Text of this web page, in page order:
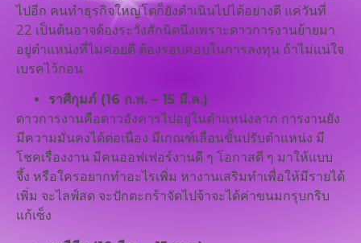
ไปอีก คนทำธุรกิจใหญ่โตก็ยังดำเนินไปได้อย่างดี แค่วันที่
22 เป็นต้นอาจต้องระวังสักนิดนึงเพราะดาวการงานย้ายมา
อยู่ตำแหน่งที่ไม่ค่อยดี ต้องรอบคอบในการลงทุน ถ้าไม่แน่ใจ
เบรคไว้ก่อน
ราศีกุมภ์ (16 ก.พ. – 15 มี.ค.)
ดาวการงานคือดาวอังคารไปอยู่ในตำแหน่งลาภ การงานยัง
มีความมั่นคงได้ต่อเนื่อง มีเกณฑ์เลื่อนขั้นปรับตำแหน่ง มี
โชคเรื่องงาน มีคนออฟเฟอร์งานดี ๆ โอกาสดี ๆ มาให้แบบ
จึ้ง หรือใครอยากทำอะไรเพิ่ม หางานเสริมทำเพื่อให้มีรายได้
เพิ่ม จะไลฟ์สด จะปักตะกร้าจัดไปจ้าจะได้ค่าขนมกรุบกริบ
แก้เซ็ง